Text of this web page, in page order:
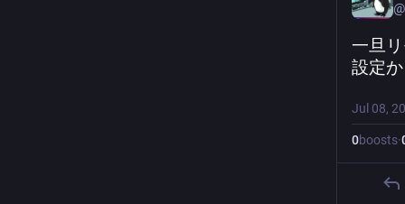
一旦
設定
Jul 08,
0boosts·